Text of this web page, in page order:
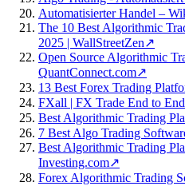
Automatisierter Handel –
The 10 Best Algorithmic
2025 | WallStreetZen↗
Open Source Algorithmic
QuantConnect.com↗
13 Best Forex Trading
FXall | FX Trade End to
Best Algorithmic Trading
7 Best Algo Trading
Best Algorithmic Trading
Investing.com↗
Forex Algorithmic Trading